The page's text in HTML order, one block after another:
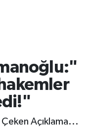
Çeken Açıklama...